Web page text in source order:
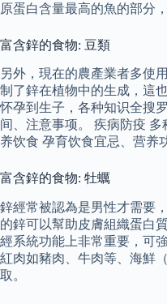
原蛋白含量最高的魚的部分
富含鋅的食物: 豆類
另外，現在的農產業者多使
制了鋅在植物中的生成，這
怀孕到生子，各种知识全搜
间、注意事项。 疾病防疫
养饮食 孕育饮食宜忌、营养
富含鋅的食物: 牡蠣
鋅經常被認為是男性才需要
的鋅可以幫助皮膚組織蛋白
經系統功能上非常重要，可
紅肉如豬肉、牛肉等、海鮮
取。